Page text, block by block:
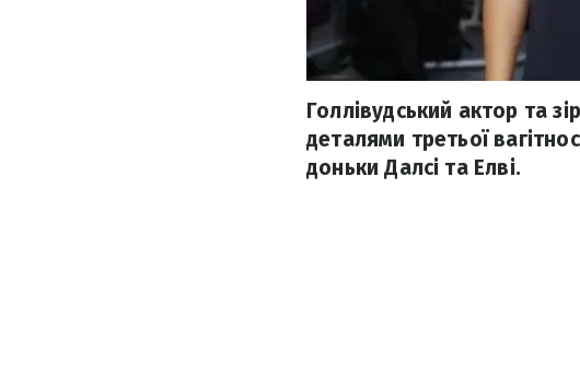
Голлівудський актор та
деталями третьої
доньки Далсі та Елві.